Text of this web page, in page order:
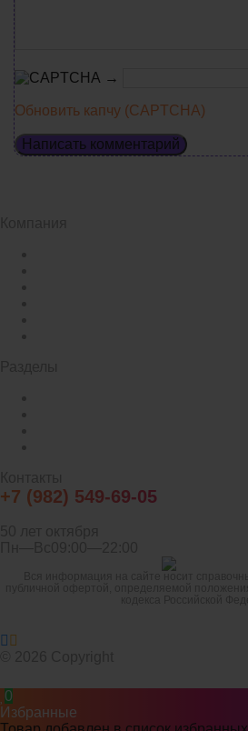
→
Обновить капчу (CAPTCHA)
+7 (982) 549-69-05
0
Избранные